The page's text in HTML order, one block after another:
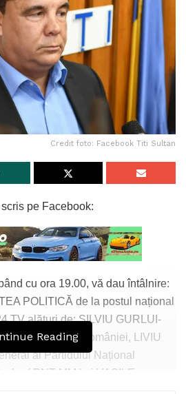
Credit foto: Facebook Titi Sultan
pe Facebook:
cu ora 19.00, vă dau întâlnire:
POLITICĂ de la postul național
TV alături de: SILVIU GURLUI-
în Parlamentul României, LIVIU
al Partidului Național
( PNT MM ) și VASILE
Reading